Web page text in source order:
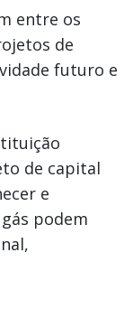
entre os
de
futuro e
de capital
e
podem